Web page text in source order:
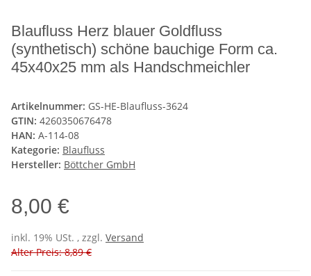
Blaufluss Herz blauer Goldfluss
(synthetisch) schöne bauchige Form ca.
45x40x25 mm als Handschmeichler
Artikelnummer: GS-HE-Blaufluss-3624
GTIN: 4260350676478
HAN: A-114-08
Kategorie: Blaufluss
Hersteller: Böttcher GmbH
8,00 €
inkl. 19% USt. , zzgl. Versand
Alter Preis: 8,89 €